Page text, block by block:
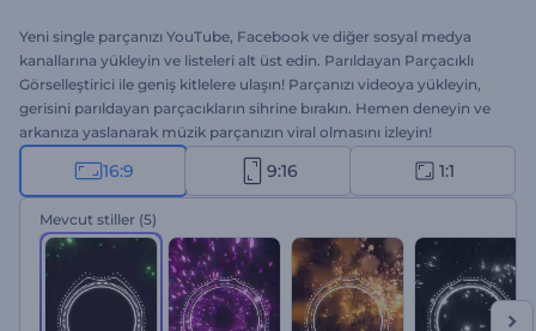
Yeni single parçanızı YouTube, Facebook ve diğer sosyal medya
kanallarına yükleyin ve listeleri alt üst edin. Parıldayan Parçacıklı
Görselleştirici ile geniş kitlelere ulaşın! Parçanızı videoya yükleyin,
gerisini parıldayan parçacıkların sihrine bırakın. Hemen deneyin ve
arkanıza yaslanarak müzik parçanızın viral olmasını izleyin!
16:9 9:16 1:1
Mevcut stiller (5)